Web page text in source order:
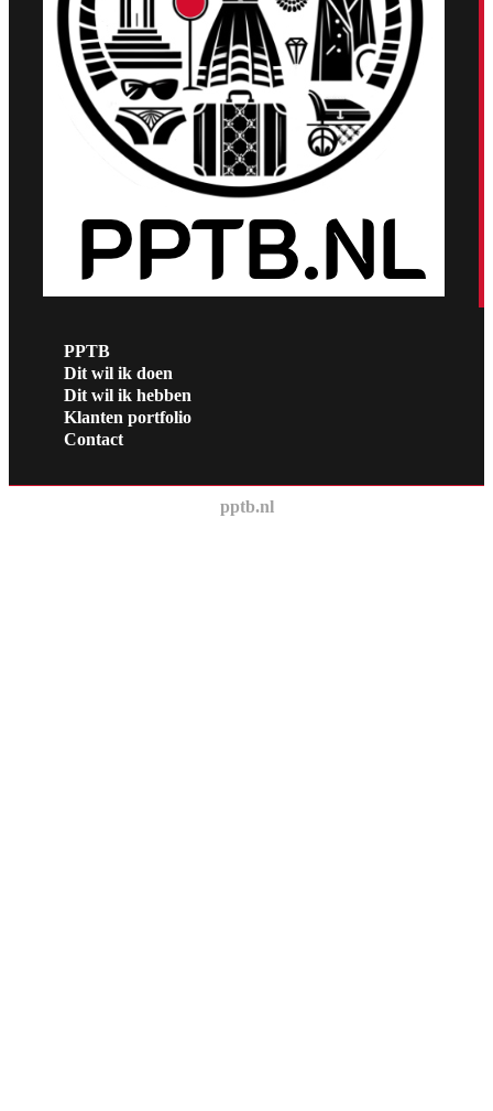
PPTB
Dit wil ik doen
Dit wil ik hebben
Klanten portfolio
Contact
pptb.nl